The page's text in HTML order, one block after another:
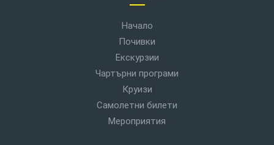
Начало
Почивки
Екскурзии
Чартърни програми
Круизи
Самолетни билети
Мероприятия